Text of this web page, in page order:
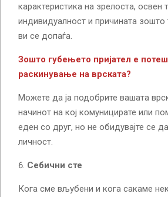
карактеристика на зрелоста, освен
индивидуалност и причината зошто
ви се допаѓа.
Зошто губењето пријател е
раскинување на врската?
Можете да ја подобрите вашата
начинот на кој комуницирате или
еден со друг, но не обидувајте се
личност.
Себични сте
Кога сме вљубени и кога сакаме